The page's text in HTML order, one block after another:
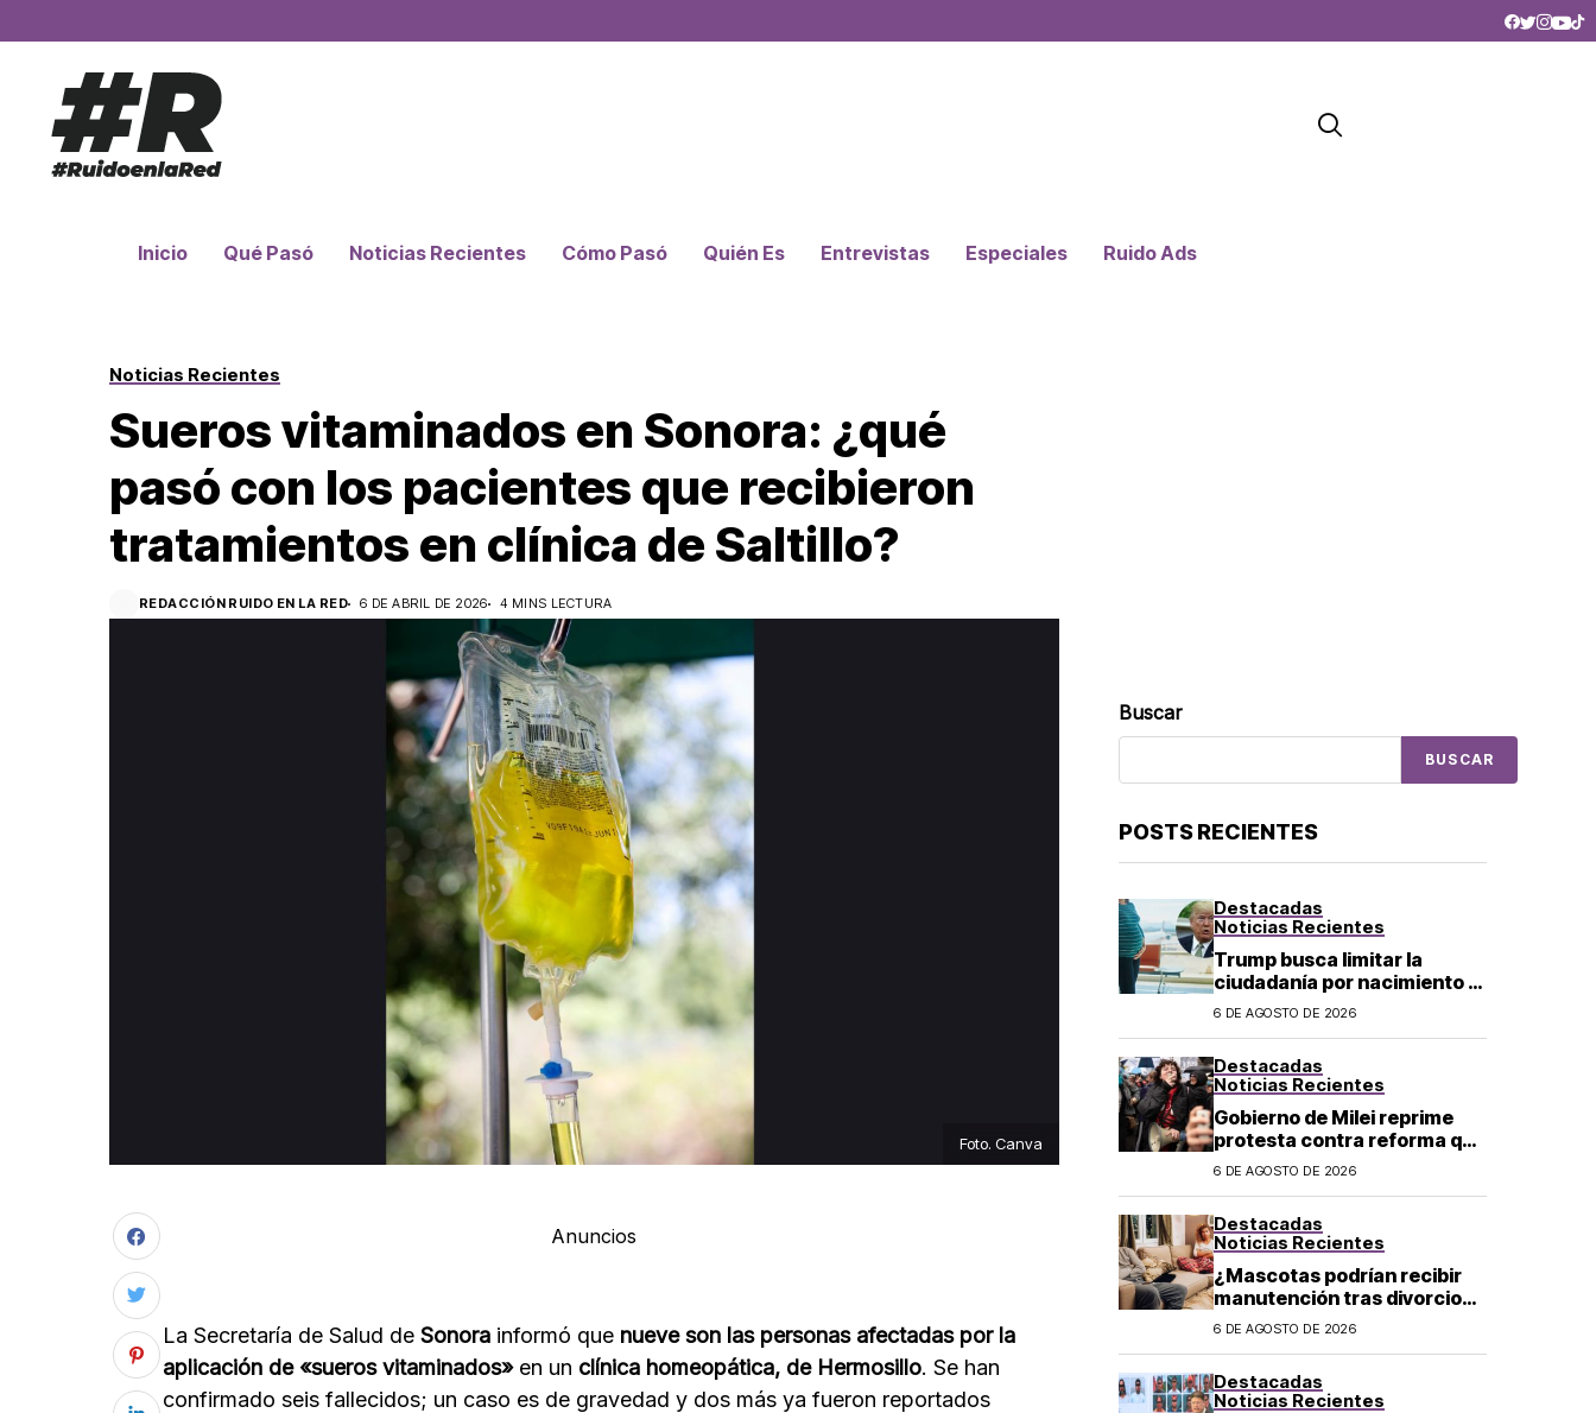
Inicio Qué Pasó Noticias Recientes Cómo Pasó Quién Es Entrevistas Especiales Ruido Ads
Noticias Recientes
Sueros vitaminados en Sonora: ¿qué
pasó con los pacientes que recibieron
tratamientos en clínica de Saltillo?
REDACCIÓN RUIDO EN LA RED 6 DE ABRIL DE 2026 4 MINS LECTURA
Foto. Canva
Anuncios
La Secretaría de Salud de Sonora informó que nueve son las personas afectadas por la
aplicación de «sueros vitaminados»en un clínica homeopática, de Hermosillo. Se han
confirmado seis fallecidos; un caso es de gravedad y dos más ya fueron reportados
Buscar
BUSCAR
POSTS RECIENTES
Destacadas
Noticias Recientes
Trump busca limitar la
ciudadanía por nacimiento y
el «turismo de parto» en EU;
6 DE AGOSTO DE 2026
Destacadas
Noticias Recientes
Gobierno de Milei reprime
protesta contra reforma que
permite la venta de tierra a
6 DE AGOSTO DE 2026
Destacadas
Noticias Recientes
¿Mascotas podrían recibir
manutención tras divorcio
de sus dueños en CDMX?
6 DE AGOSTO DE 2026
Destacadas
Noticias Recientes